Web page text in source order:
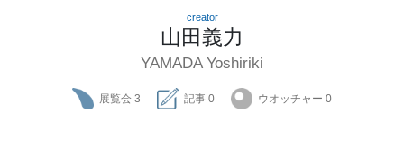
creator
山田義力
YAMADA Yoshiriki
展覧会 3 記事 0 ウオッチャー 0